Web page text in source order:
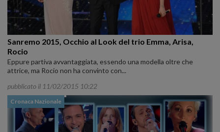
Sanremo 2015, Occhio al Look del trio Emma, Arisa,
Rocio
Eppure partiva avvantaggiata, essendo una modella oltre che
attrice, ma Rocio non ha convinto con...
pubblicato il 11/02/2015 10:22
Cronaca Nazionale